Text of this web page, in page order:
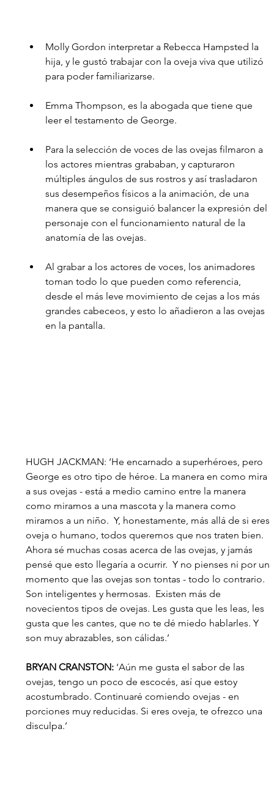
Molly Gordon interpretar a Rebecca Hampsted la
hija, y le gustó trabajar con la oveja viva que utilizó
para poder familiarizarse.
Emma Thompson, es la abogada que tiene que
leer el testamento de George.
Para la selección de voces de las ovejas filmaron a
los actores mientras grababan, y capturaron
múltiples ángulos de sus rostros y así trasladaron
sus desempeños físicos a la animación, de una
manera que se consiguió balancer la expresión del
personaje con el funcionamiento natural de la
anatomía de las ovejas.
Al grabar a los actores de voces, los animadores
toman todo lo que pueden como referencia,
desde el más leve movimiento de cejas a los más
grandes cabeceos, y esto lo añadieron a las ovejas
en la pantalla.
HUGH JACKMAN: ‘He encarnado a superhéroes, pero
George es otro tipo de héroe. La manera en como mira
a sus ovejas - está a medio camino entre la manera
como miramos a una mascota y la manera como
miramos a un niño.  Y, honestamente, más allá de si eres
oveja o humano, todos queremos que nos traten bien.
Ahora sé muchas cosas acerca de las ovejas, y jamás
pensé que esto llegaría a ocurrir.  Y no pienses ni por un
momento que las ovejas son tontas - todo lo contrario.
Son inteligentes y hermosas.  Existen más de
novecientos tipos de ovejas. Les gusta que les leas, les
gusta que les cantes, que no te dé miedo hablarles. Y
son muy abrazables, son cálidas.’
BRYAN CRANSTON: ‘Aún me gusta el sabor de las
ovejas, tengo un poco de escocés, así que estoy
acostumbrado. Continuaré comiendo ovejas - en
porciones muy reducidas. Si eres oveja, te ofrezco una
disculpa.’